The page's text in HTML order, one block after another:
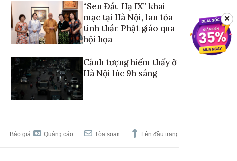
“Sen Đầu Hạ IX” khai
mạc tại Hà Nội, lan tỏa
tinh thần Phật giáo qua
hội họa
Cảnh tượng hiếm thấy ở
Hà Nội lúc 9h sáng
Báo giá Quảng cáo Tòa soạn Lên đầu trang
✕